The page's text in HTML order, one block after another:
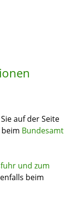
auf der Seite
Bundesamt
und zum
beim